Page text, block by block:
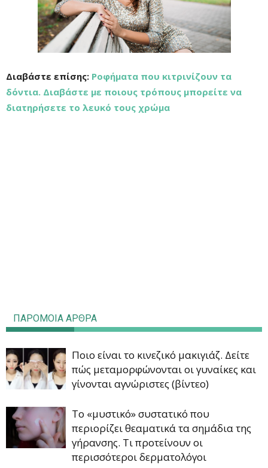
Διαβάστε επίσης: Ροφήματα που κιτρινίζουν τα
δόντια. Διαβάστε με ποιους τρόπους μπορείτε να
διατηρήσετε το λευκό τους χρώμα
ΠΑΡΟΜΟΙΑ ΑΡΘΡΑ
Ποιο είναι το κινεζικό μακιγιάζ. Δείτε
πώς μεταμορφώνονται οι γυναίκες και
γίνονται αγνώριστες (βίντεο)
Το «μυστικό» συστατικό που
περιορίζει θεαματικά τα σημάδια της
γήρανσης. Τι προτείνουν οι
περισσότεροι δερματολόγοι